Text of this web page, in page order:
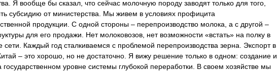
Я вообще бы сказал, что сейчас молочную породу заводят только для того,
субсидию от министерства. Мы живем в условиях профицита
продукции. С одной стороны – перепроизводство молока, а с другой –
для его продажи. Нет молоковозов, нет возможности «встать» на полку в
Каждый год сталкиваемся с проблемой перепроизводства зерна. Экспорт в
– это хорошо, но не достаточно. Я вижу решение только в одном: создание и
государственном уровне системы глубокой переработки. В своем хозяйстве мы